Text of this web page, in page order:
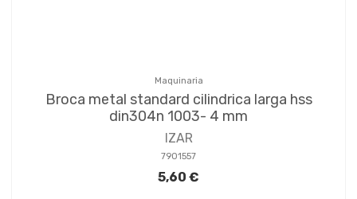
Maquinaria
Broca metal standard cilindrica larga hss
din304n 1003- 4 mm
IZAR
7901557
5,60 €